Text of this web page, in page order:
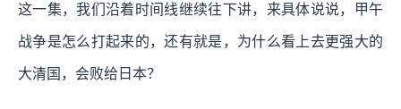
这一集，我们沿着时间线继续往下讲，来具体说说，甲午
战争是怎么打起来的，还有就是，为什么看上去更强大的
大清国，会败给日本？